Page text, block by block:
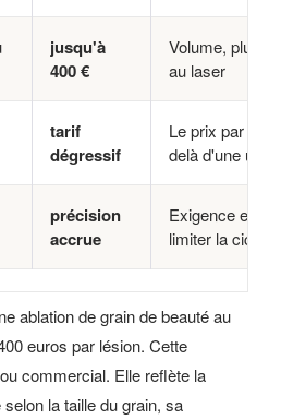
jusqu'à
400 €
Volume,
au laser
tarif
dégressif
Le prix par
delà d'une unité
précision
accrue
Exigence
limiter la
ablation de grain de beauté au
euros par lésion. Cette
commercial. Elle reflète la
la taille du grain, sa